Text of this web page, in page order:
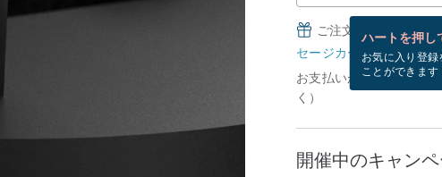
ハートを押し
お気に入り登
ことができます
ご注文完了後、無料
セージカードとは？
お支払いが確認できて
く）
開催中のキャン